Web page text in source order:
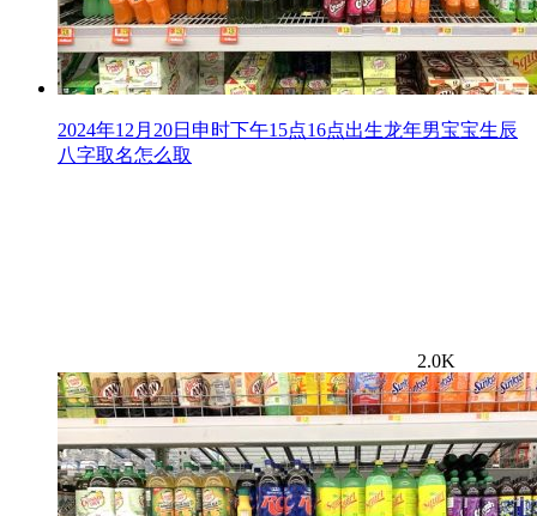
2024年12月20日申时下午15点16点出生龙年男宝宝生辰
八字取名怎么取
2.0K